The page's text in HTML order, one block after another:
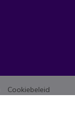
Cookiebeleid